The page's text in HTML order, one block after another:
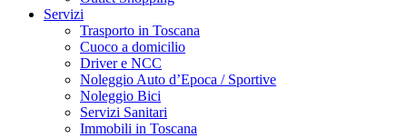
Servizi
Trasporto in Toscana
Cuoco a domicilio
Driver e NCC
Noleggio Auto d’Epoca / Sportive
Noleggio Bici
Servizi Sanitari
Immobili in Toscana